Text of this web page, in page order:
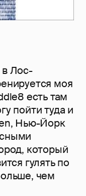
в Лос-
моя
есть там
пойти туда и
Нью-Йорк
который
гулять по
чем